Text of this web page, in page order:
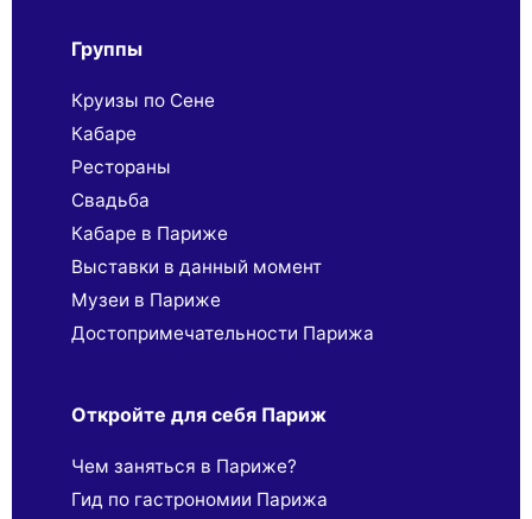
Группы
Круизы по Сене
Кабаре
Рестораны
Свадьба
Кабаре в Париже
Выставки в данный момент
Музеи в Париже
Достопримечательности Парижа
Откройте для себя Париж
Чем заняться в Париже?
Гид по гастрономии Парижа